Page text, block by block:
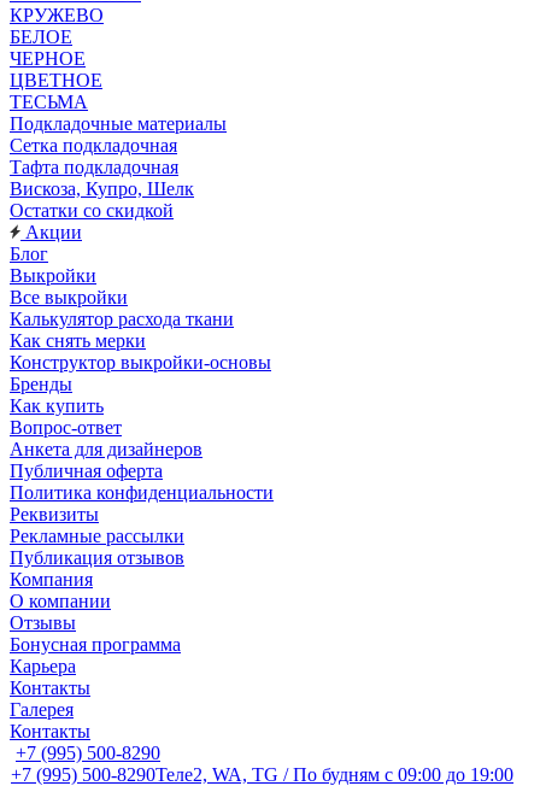
КРУЖЕВО
БЕЛОЕ
ЧЕРНОЕ
ЦВЕТНОЕ
ТЕСЬМА
Подкладочные материалы
Сетка подкладочная
Тафта подкладочная
Вискоза, Купро, Шелк
Остатки со скидкой
Акции
Блог
Выкройки
Все выкройки
Калькулятор расхода ткани
Как снять мерки
Конструктор выкройки-основы
Бренды
Как купить
Вопрос-ответ
Анкета для дизайнеров
Публичная оферта
Политика конфиденциальности
Реквизиты
Рекламные рассылки
Публикация отзывов
Компания
О компании
Отзывы
Бонусная программа
Карьера
Контакты
Галерея
Контакты
+7 (995) 500-8290
+7 (995) 500-8290Теле2, WA, TG / По будням c 09:00 до 19:00